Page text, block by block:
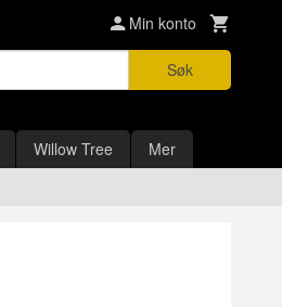
Min konto
Søk
Willow Tree Mer